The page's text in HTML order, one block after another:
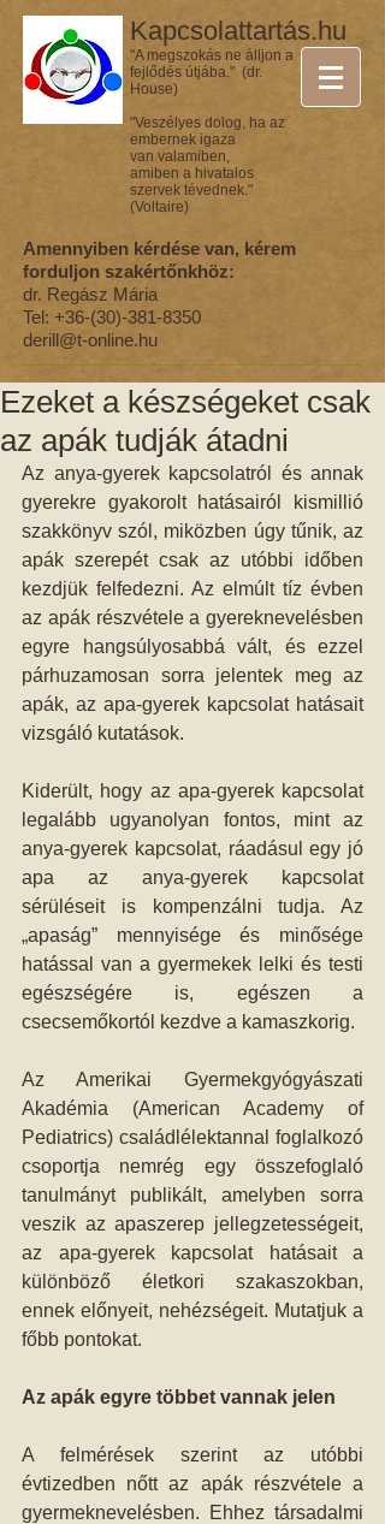
Kapcsolattartás.hu
"A megszokás ne álljon a
fejlődés útjába." (dr.
House)
"Veszélyes dolog, ha az
embernek igaza
van valamiben,
amiben a hivatalos
szervek tévednek."
(Voltaire)
Amennyiben kérdése van, kérem
forduljon szakértőnkhöz:
dr. Regász Mária
Tel: +36-(30)-381-8350
derill@t-online.hu
Ezeket a készségeket csak
az apák tudják átadni
Az anya-gyerek kapcsolatról és annak
gyerekre gyakorolt hatásairól kismillió
szakkönyv szól, miközben úgy tűnik, az
apák szerepét csak az utóbbi időben
kezdjük felfedezni. Az elmúlt tíz évben
az apák részvétele a gyereknevelésben
egyre hangsúlyosabbá vált, és ezzel
párhuzamosan sorra jelentek meg az
apák, az apa-gyerek kapcsolat hatásait
vizsgáló kutatások.
Kiderült, hogy az apa-gyerek kapcsolat
legalább ugyanolyan fontos, mint az
anya-gyerek kapcsolat, ráadásul egy jó
apa az anya-gyerek kapcsolat
sérüléseit is kompenzálni tudja. Az
„apaság” mennyisége és minősége
hatással van a gyermekek lelki és testi
egészségére is, egészen a
csecsemőkortól kezdve a kamaszkorig.
Az Amerikai Gyermekgyógyászati
Akadémia (American Academy of
Pediatrics) családlélektannal foglalkozó
csoportja nemrég egy összefoglaló
tanulmányt publikált, amelyben sorra
veszik az apaszerep jellegzetességeit,
az apa-gyerek kapcsolat hatásait a
különböző életkori szakaszokban,
ennek előnyeit, nehézségeit. Mutatjuk a
főbb pontokat.
Az apák egyre többet vannak jelen
A felmérések szerint az utóbbi
évtizedben nőtt az apák részvétele a
gyermeknevelésben. Ehhez társadalmi